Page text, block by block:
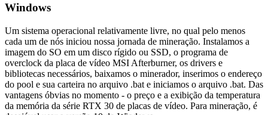
Windows
Um sistema operacional relativamente livre, no qual pelo menos
cada um de nós iniciou nossa jornada de mineração. Instalamos a
imagem do SO em um disco rígido ou SSD, o programa de
overclock da placa de vídeo MSI Afterburner, os drivers e
bibliotecas necessários, baixamos o minerador, inserimos o endereço
do pool e sua carteira no arquivo .bat e iniciamos o arquivo .bat. Das
vantagens óbvias no momento - o preço e a exibição da temperatura
da memória da série RTX 30 de placas de vídeo. Para mineração, é